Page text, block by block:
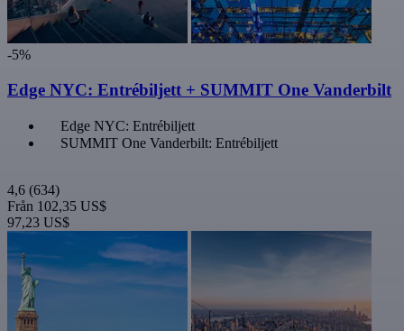
-5%
Edge NYC: Entrébiljett + SUMMIT One Vanderbilt
Edge NYC: Entrébiljett
SUMMIT One Vanderbilt: Entrébiljett
4,6 (634)
Från 102,35 US$
97,23 US$